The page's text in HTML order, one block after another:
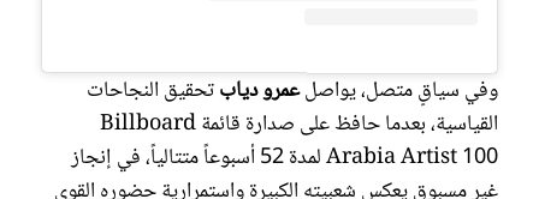
وفي سياقٍ متصل، يواصلعمرو ديابتحقيق النجاحات
القياسية، بعدما حافظ على صدارة قائمة Billboard
Arabia Artist 100 لمدة 52 أسبوعاً متتالياً، في إنجاز
غير مسبوق يعكس شعبيته الكبيرة واستمرارية حضوره القوي